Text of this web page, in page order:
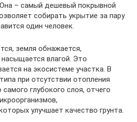
– самый дешевый покрывной
собирать укрытие за пару
один человек.
земля обнажается,
влагой. Это
на экосистеме участка. В
при отсутствии отопления
глубокого слоя, отчего
улучшает качество грунта.